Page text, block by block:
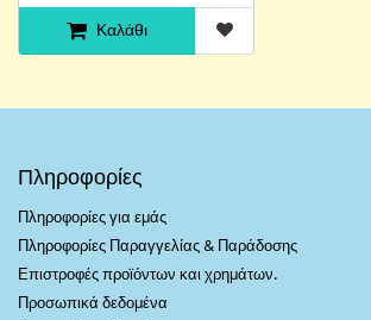
Καλάθι
Πληροφορίες
Πληροφορίες για εμάς
Πληροφορίες Παραγγελίας & Παράδοσης
Επιστροφές προϊόντων και χρημάτων.
Προσωπικά δεδομένα